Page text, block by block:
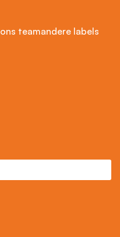
ons teamandere labels